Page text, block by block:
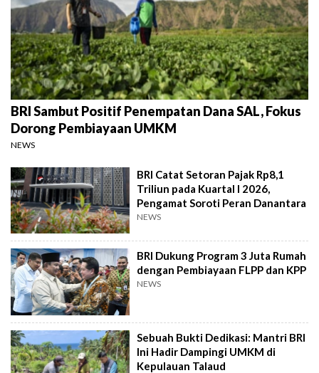
BRI Sambut Positif Penempatan Dana SAL, Fokus
Dorong Pembiayaan UMKM
NEWS
BRI Catat Setoran Pajak Rp8,1
Triliun pada Kuartal I 2026,
Pengamat Soroti Peran Danantara
NEWS
BRI Dukung Program 3 Juta Rumah
dengan Pembiayaan FLPP dan KPP
NEWS
Sebuah Bukti Dedikasi: Mantri BRI
Ini Hadir Dampingi UMKM di
Kepulauan Talaud